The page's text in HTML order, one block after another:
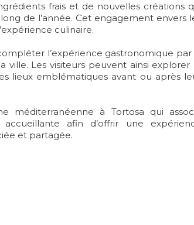
frais et de nouvelles créations
de l’année. Cet engagement envers
culinaire.
l’expérience gastronomique par
Les visiteurs peuvent ainsi explorer
lieux emblématiques avant ou après
méditerranéenne à Tortosa qui
afin d’offrir une
et partagée.